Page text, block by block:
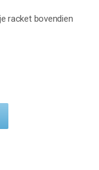
racket bovendien